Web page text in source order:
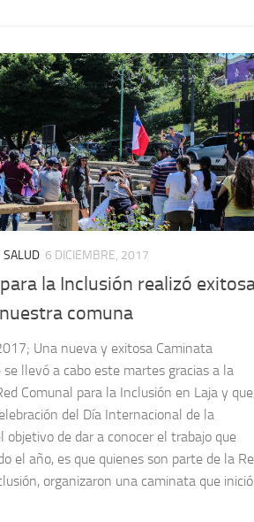
SALUD 6 DICIEMBRE, 2017
la Inclusión realizó
comuna
Una nueva y exitosa Caminata
llevó a cabo este martes gracias a la
Comunal para la Inclusión en Laja y
del Día Internacional de la
objetivo de dar a conocer el trabajo que
el año, es que quienes son parte de la
organizaron una caminata que inició